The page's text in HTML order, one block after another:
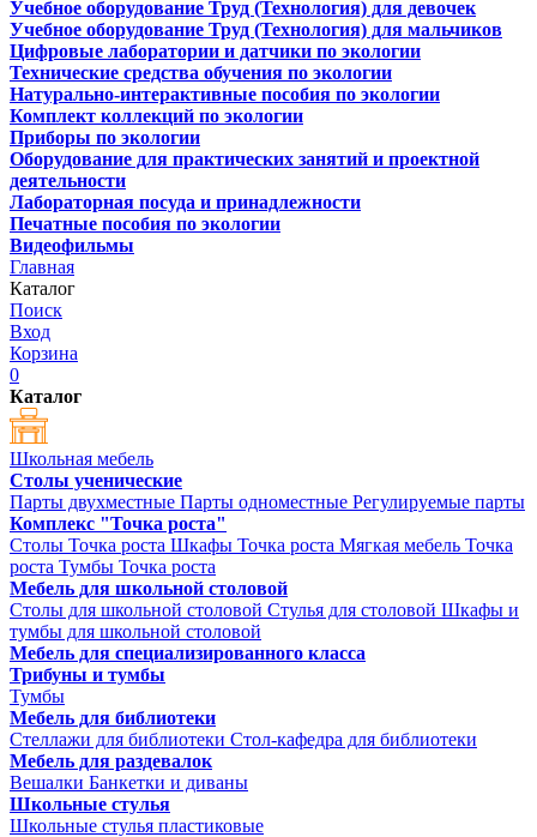
Учебное оборудование Труд (Технология) для девочек
Учебное оборудование Труд (Технология) для мальчиков
Цифровые лаборатории и датчики по экологии
Технические средства обучения по экологии
Натурально-интерактивные пособия по экологии
Комплект коллекций по экологии
Приборы по экологии
Оборудование для практических занятий и проектной
деятельности
Лабораторная посуда и принадлежности
Печатные пособия по экологии
Видеофильмы
Главная
Каталог
Поиск
Вход
Корзина
0
Каталог
Школьная мебель
Столы ученические
Парты двухместные Парты одноместные Регулируемые парты
Комплекс "Точка роста"
Столы Точка роста Шкафы Точка роста Мягкая мебель Точка
роста Тумбы Точка роста
Мебель для школьной столовой
Столы для школьной столовой Стулья для столовой Шкафы и
тумбы для школьной столовой
Мебель для специализированного класса
Трибуны и тумбы
Тумбы
Мебель для библиотеки
Стеллажи для библиотеки Стол-кафедра для библиотеки
Мебель для раздевалок
Вешалки Банкетки и диваны
Школьные стулья
Школьные стулья пластиковые